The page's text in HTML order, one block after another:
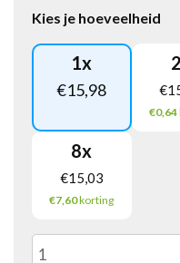
Kies je hoeveelheid
1x
€15,98
2
€
€0,64
8x
€15,03
€7,60korting
Melitta